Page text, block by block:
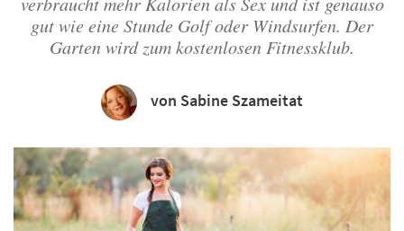
gut wie eine Stunde Golf oder Windsurfen. Der
Garten wird zum kostenlosen Fitnessklub.
von Sabine Szameitat